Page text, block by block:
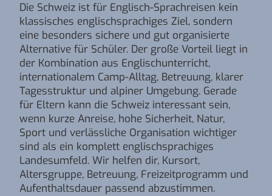
Die Schweiz ist für Englisch-Sprachreisen kein
klassisches englischsprachiges Ziel, sondern
eine besonders sichere und gut organisierte
Alternative für Schüler. Der große Vorteil liegt in
der Kombination aus Englischunterricht,
internationalem Camp-Alltag, Betreuung, klarer
Tagesstruktur und alpiner Umgebung. Gerade
für Eltern kann die Schweiz interessant sein,
wenn kurze Anreise, hohe Sicherheit, Natur,
Sport und verlässliche Organisation wichtiger
sind als ein komplett englischsprachiges
Landesumfeld. Wir helfen dir, Kursort,
Altersgruppe, Betreuung, Freizeitprogramm und
Aufenthaltsdauer passend abzustimmen.